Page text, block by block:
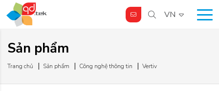
VN
Sản phẩm
Trang chủ Sản phẩm Công nghệ thông tin Vertiv
Bộ lọc